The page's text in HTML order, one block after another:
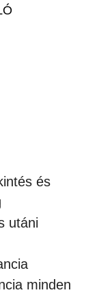
és
utáni
minden